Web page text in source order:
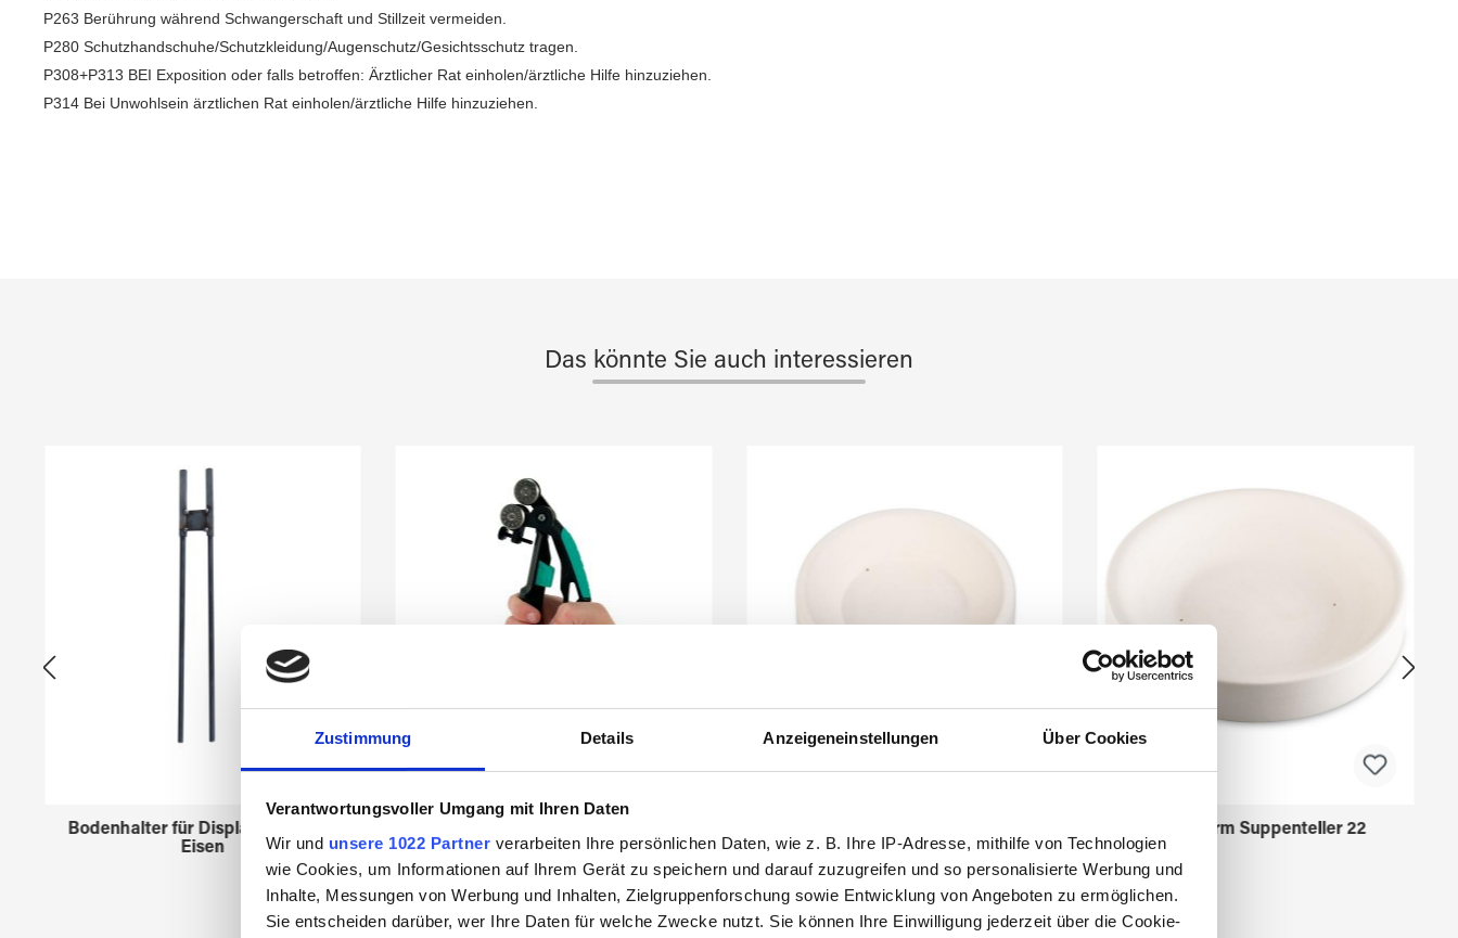
Zustimmung Details Anzeigeneinstellungen Über Cookies
Verantwortungsvoller Umgang mit Ihren Daten
Wir und unsere 1022 Partner verarbeiten Ihre persönlichen Daten, wie z. B. Ihre IP-Adresse, mithilfe von Technologien
wie Cookies, um Informationen auf Ihrem Gerät zu speichern und darauf zuzugreifen und so personalisierte Werbung und
Inhalte, Messungen von Werbung und Inhalten, Zielgruppenforschung sowie Entwicklung von Angeboten zu ermöglichen.
Sie entscheiden darüber, wer Ihre Daten für welche Zwecke nutzt. Sie können Ihre Einwilligung jederzeit über die Cookie-
P263 Berührung während Schwangerschaft und Stillzeit vermeiden.
P280 Schutzhandschuhe/Schutzkleidung/Augenschutz/Gesichtsschutz tragen.
P308+P313 BEI Exposition oder falls betroffen: Ärztlicher Rat einholen/ärztliche Hilfe hinzuziehen.
P314 Bei Unwohlsein ärztlichen Rat einholen/ärztliche Hilfe hinzuziehen.
Das könnte Sie auch interessieren
Bodenhalter für Displays 45958xx
Eisen
Glasbrechzange
Fusingform Suppenteller 22